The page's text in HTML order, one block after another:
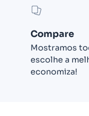
Compare
Mostramos
escolhe a
economiza!